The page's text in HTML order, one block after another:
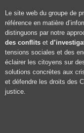
Le site web du groupe de
référence en matière
distinguons par notre
des conflits et
tensions sociales et des
éclairer les citoyens sur
solutions concrètes aux
et défendre les droits des
justice.